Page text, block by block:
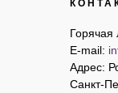
Горячая
E-mail:
Адрес:
Санкт-